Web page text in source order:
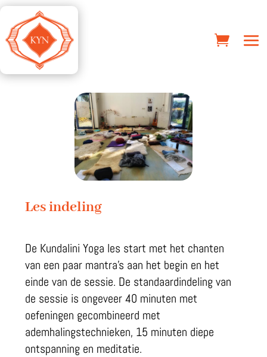
Les indeling
De Kundalini Yoga les start met het chanten
van een paar mantra’s aan het begin en het
einde van de sessie. De standaardindeling van
de sessie is ongeveer 40 minuten met
oefeningen gecombineerd met
ademhalingstechnieken, 15 minuten diepe
ontspanning en meditatie.